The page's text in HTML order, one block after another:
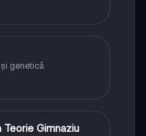
genetică
Teorie Gimnaziu